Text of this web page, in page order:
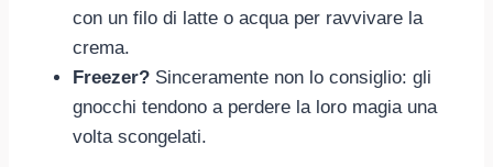
con un filo di latte o acqua per ravvivare la
crema.
Freezer? Sinceramente non lo consiglio: gli
gnocchi tendono a perdere la loro magia una
volta scongelati.